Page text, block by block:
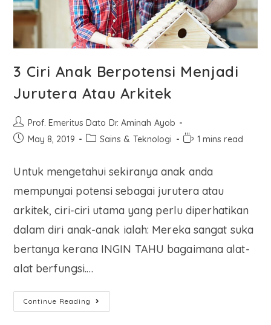
3 Ciri Anak Berpotensi Menjadi
Jurutera Atau Arkitek
Prof. Emeritus Dato Dr. Aminah Ayob
May 8, 2019
Sains & Teknologi 1 mins read
Untuk mengetahui sekiranya anak anda
mempunyai potensi sebagai jurutera atau
arkitek, ciri-ciri utama yang perlu diperhatikan
dalam diri anak-anak ialah: Mereka sangat suka
bertanya kerana INGIN TAHU bagaimana alat-
alat berfungsi.…
Continue Reading